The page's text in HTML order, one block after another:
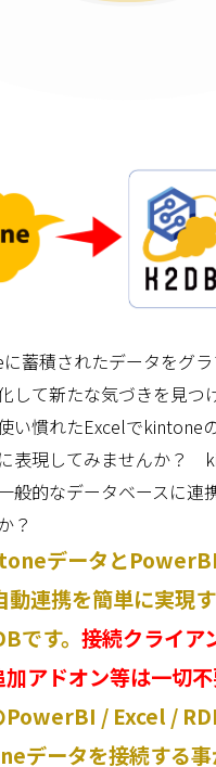
蓄積されたデータをグ
して新たな気づきを見つ
慣れたExcelでkintone
表現してみませんか？
般的なデータベースに連
？
データと
動連携を簡単に実現
です。 接続クライア
アドオン等は一切不
PowerBI / Excel /
データを接続する事